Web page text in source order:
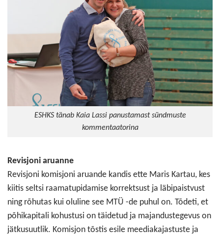
ESHKS tänab Kaia Lassi panustamast sündmuste
kommentaatorina
Revisjoni aruanne
Revisjoni komisjoni aruande kandis ette Maris Kartau, kes
kiitis seltsi raamatupidamise korrektsust ja läbipaistvust
ning rõhutas kui oluline see MTÜ -de puhul on. Tõdeti, et
põhikapitali kohustusi on täidetud ja majandustegevus on
jätkusuutlik. Komisjon tõstis esile meediakajastuste ja